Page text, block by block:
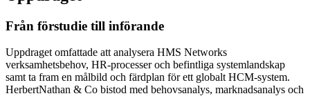
Från förstudie till införande
Uppdraget omfattade att analysera HMS Networks
verksamhetsbehov, HR-processer och befintliga systemlandskap
samt ta fram en målbild och färdplan för ett globalt HCM-system.
HerbertNathan & Co bistod med behovsanalys, marknadsanalys och